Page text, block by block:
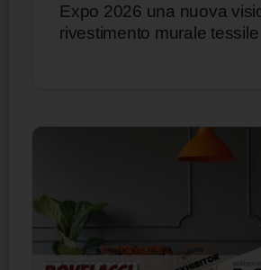
Expo 2026 una nuova
rivestimento murale tessile